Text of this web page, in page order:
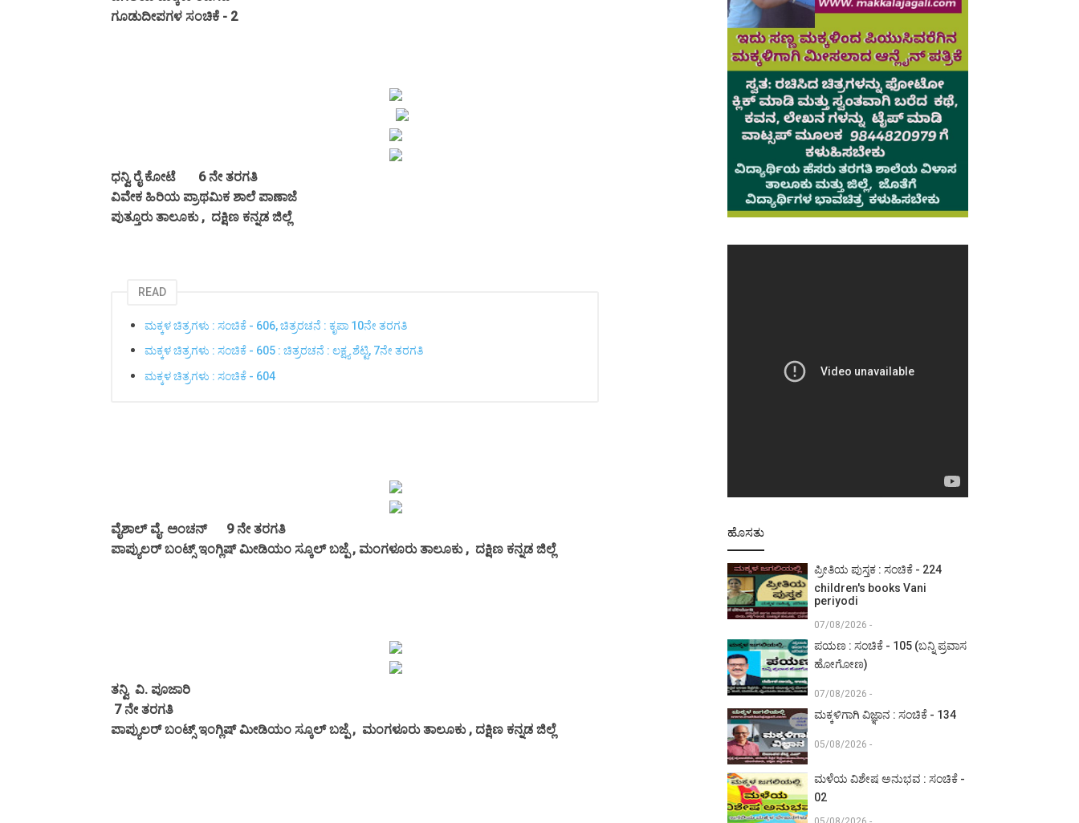
ಗೂಡುದೀಪಗಳ ಸಂಚಿಕೆ - 2
ಧನ್ವಿ ರೈ ಕೋಟೆ 6 ನೇ ತರಗತಿ
ವಿವೇಕ ಹಿರಿಯ ಪ್ರಾಥಮಿಕ ಶಾಲೆ ಪಾಣಾಜೆ
ಪುತ್ತೂರು ತಾಲೂಕು , ದಕ್ಷಿಣ ಕನ್ನಡ ಜಿಲ್ಲೆ
READ
ಮಕ್ಕಳ ಚಿತ್ರಗಳು : ಸಂಚಿಕೆ - 606, ಚಿತ್ರರಚನೆ : ಕೃಪಾ 10ನೇ ತರಗತಿ
ಮಕ್ಕಳ ಚಿತ್ರಗಳು : ಸಂಚಿಕೆ - 605 : ಚಿತ್ರರಚನೆ : ಲಕ್ಷ್ಯ ಶೆಟ್ಟಿ, 7ನೇ ತರಗತಿ
ಮಕ್ಕಳ ಚಿತ್ರಗಳು : ಸಂಚಿಕೆ - 604
ವೈಶಾಲ್ ವೈ. ಅಂಚನ್ 9 ನೇ ತರಗತಿ
ಪಾಪ್ಯುಲರ್ ಬಂಟ್ಸ್ ಇಂಗ್ಲಿಷ್ ಮೀಡಿಯಂ ಸ್ಕೂಲ್ ಬಜ್ಪೆ , ಮಂಗಳೂರು ತಾಲೂಕು , ದಕ್ಷಿಣ ಕನ್ನಡ ಜಿಲ್ಲೆ
ತನ್ವಿ ವಿ. ಪೂಜಾರಿ
7 ನೇ ತರಗತಿ
ಪಾಪ್ಯುಲರ್ ಬಂಟ್ಸ್ ಇಂಗ್ಲಿಷ್ ಮೀಡಿಯಂ ಸ್ಕೂಲ್ ಬಜ್ಪೆ , ಮಂಗಳೂರು ತಾಲೂಕು , ದಕ್ಷಿಣ ಕನ್ನಡ ಜಿಲ್ಲೆ
ಹೊಸತು
ಪ್ರೀತಿಯ ಪುಸ್ತಕ : ಸಂಚಿಕೆ - 224
children's books Vani
periyodi
07/08/2026 -
ಪಯಣ : ಸಂಚಿಕೆ - 105 (ಬನ್ನಿ ಪ್ರವಾಸ
ಹೋಗೋಣ)
07/08/2026 -
ಮಕ್ಕಳಿಗಾಗಿ ವಿಜ್ಞಾನ : ಸಂಚಿಕೆ - 134
05/08/2026 -
ಮಳೆಯ ವಿಶೇಷ ಅನುಭವ : ಸಂಚಿಕೆ -
02